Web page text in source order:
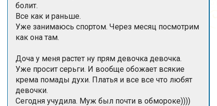
болит.
Все как и раньше.
Уже занимаюсь спортом. Через месяц посмотрим
как она там.
Доча у меня растет ну прям девочка девочка.
Уже просит серьги. И вообще обожает всякие
крема помады духи. Платья и все все что любят
девочки.
Сегодня учудила. Муж был почти в обмороке))))